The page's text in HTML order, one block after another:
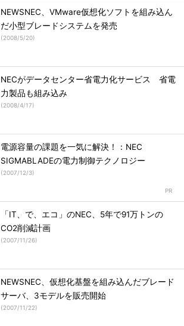
NEWSNEC、VMware仮想化ソフトを組み込ん
だ小型ブレードシステムを発売
(2008/5/20)
NECがデータセンター省電力化サービス 省電
力製品も組み込み
(2008/4/17)
電源容量の課題を一気に解決！：NEC
SIGMABLADEの電力制御テクノロジー
(2007/12/3)
「IT、で、エコ」のNEC、5年で91万トンの
CO2削減計画
(2007/11/26)
NEWSNEC、仮想化基盤を組み込んだブレード
サーバ、3モデルを販売開始
(2007/11/22)